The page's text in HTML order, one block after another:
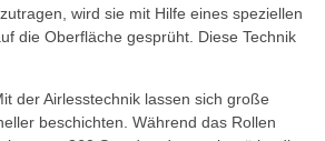
wird sie mit Hilfe eines speziellen
die Oberfläche gesprüht. Diese Technik
der Airlesstechnik lassen sich große
beschichten. Während das Rollen